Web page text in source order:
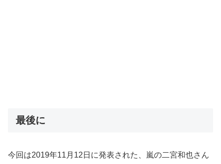
最後に
今回は2019年11月12日に発表された、嵐の二宮和也さん